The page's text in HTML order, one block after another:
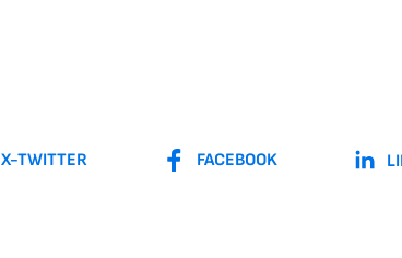
X-TWITTER FACEBOOK